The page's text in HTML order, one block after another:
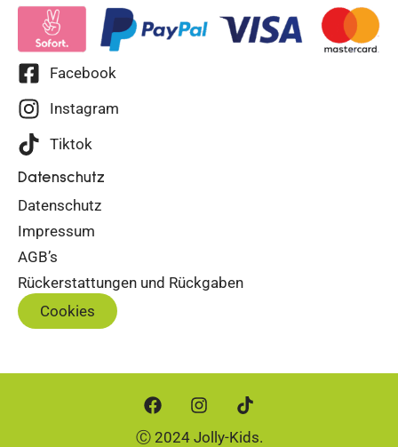
Facebook
Instagram
Tiktok
Datenschutz
Datenschutz
Impressum
AGB’s
Rückerstattungen und Rückgaben
Cookies
Ⓒ 2024 Jolly-Kids.